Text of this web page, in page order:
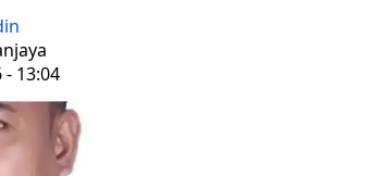
- 13:04